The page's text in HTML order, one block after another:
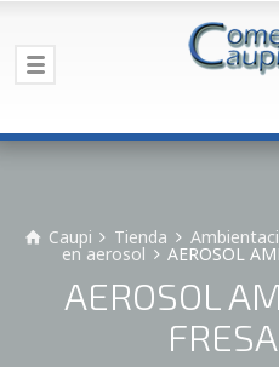
Caupi Tienda
en aerosol AEROSOL
AEROSOL